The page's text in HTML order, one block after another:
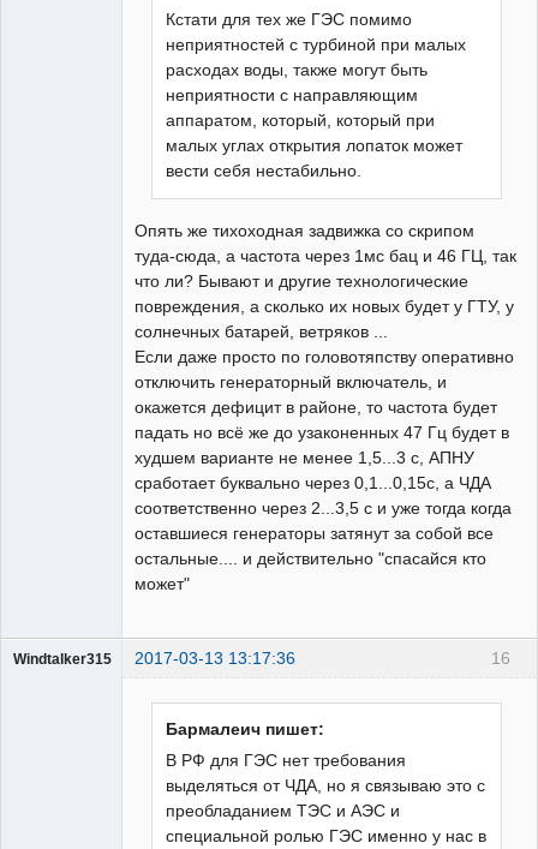
Кстати для тех же ГЭС помимо
неприятностей с турбиной при малых
расходах воды, также могут быть
неприятности с направляющим
аппаратом, который, который при
малых углах открытия лопаток может
вести себя нестабильно.
Опять же тихоходная задвижка со скрипом
туда-сюда, а частота через 1мс бац и 46 ГЦ, так
что ли? Бывают и другие технологические
повреждения, а сколько их новых будет у ГТУ, у
солнечных батарей, ветряков ...
Если даже просто по головотяпству оперативно
отключить генераторный включатель, и
окажется дефицит в районе, то частота будет
падать но всё же до узаконенных 47 Гц будет в
худшем варианте не менее 1,5...3 с, АПНУ
сработает буквально через 0,1...0,15с, а ЧДА
соответственно через 2...3,5 с и уже тогда когда
оставшиеся генераторы затянут за собой все
остальные.... и действительно "спасайся кто
может"
16
Windtalker315 2017-03-13 13:17:36
Бармалеич пишет:
В РФ для ГЭС нет требования
выделяться от ЧДА, но я связываю это с
преобладанием ТЭС и АЭС и
специальной ролью ГЭС именно у нас в